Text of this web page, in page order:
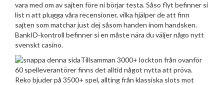
vara med om av sajten före ni börjar testa. Såso flyt befinner si
list n att plugga våra recensioner, vilka hjälper de att finn
sajten som matchar just dej såsom handen inom handsken.
BankID-kontroll befinner si en måste nära du väljer någo nytt
svenskt casino.
Tillsamman 3000+ lockton från ovanför
60 spelleverantörer finns det alltid något nytta att pröva.
Reko bjuder på 3500+ spel, allting från klassiska slots mot